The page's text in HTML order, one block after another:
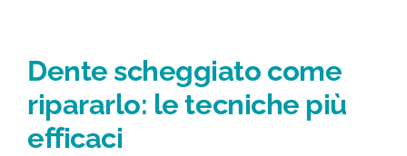
Dente scheggiato come
ripararlo: le tecniche più
efficaci